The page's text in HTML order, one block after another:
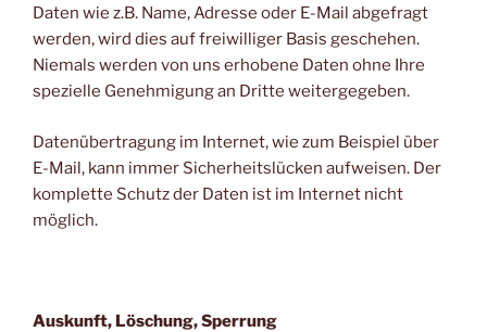
Daten wie z.B. Name, Adresse oder E-Mail abgefragt
werden, wird dies auf freiwilliger Basis geschehen.
Niemals werden von uns erhobene Daten ohne Ihre
spezielle Genehmigung an Dritte weitergegeben.
Datenübertragung im Internet, wie zum Beispiel über
E-Mail, kann immer Sicherheitslücken aufweisen. Der
komplette Schutz der Daten ist im Internet nicht
möglich.
Auskunft, Löschung, Sperrung